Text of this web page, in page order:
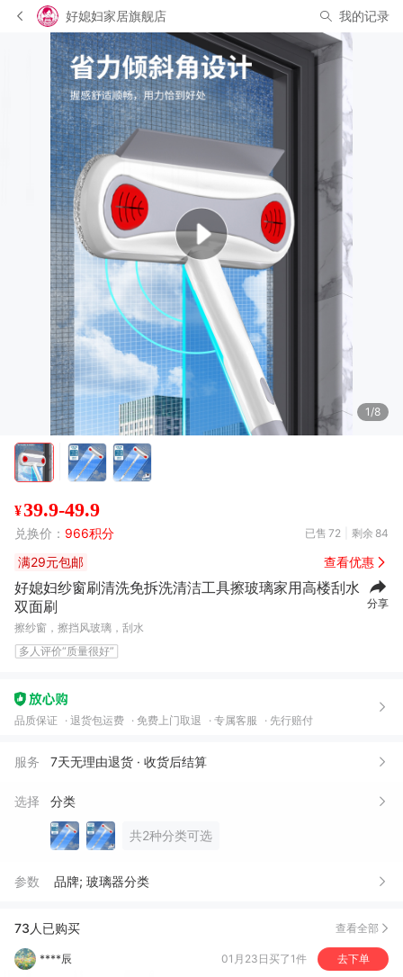
好媳妇家居旗舰店 我的记录
1/8
¥39.9-49.9
兑换价： 966积分 已售 72 剩余 84
满29元包邮 查看优惠
好媳妇纱窗刷清洗免拆洗清洁工具擦玻璃家用高楼刮水
双面刷
擦纱窗，擦挡风玻璃，刮水
多人评价“质量很好”
分享
品质保证 退货包运费 免费上门取退 专属客服 先行赔付
服务 7天无理由退货 · 收货后结算
选择 分类
共2种分类可选
参数 品牌; 玻璃器分类
73人已购买 查看全部
幻*
三***7
星*
^***^ 去下单
****辰 01月23日买了1件 去下单